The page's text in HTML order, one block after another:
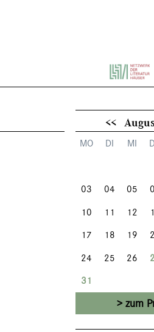
<<
MO DI MI
03
04 05
10
11 12
17
18 19
24
25 26
31
zum